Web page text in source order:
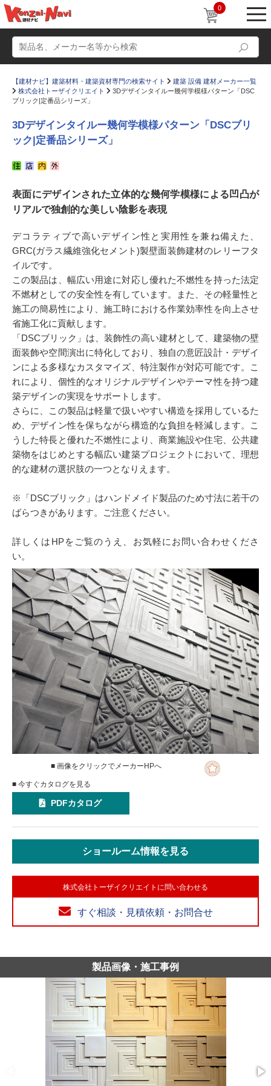
0
すまいリング 設計士インタビュー
Q＆A 販売・施工代理店募集
お気に入り
【建材ナビ】建築材料・建築資材専門の検索サイト
建築 設備 建材メーカー一覧
株式会社トーザイクリエイト
3Dデザインタイルー幾何学模様パターン「DSC
ブリック|定番品シリーズ」
3Dデザインタイルー幾何学模様パターン「DSCブリ
ック|定番品シリーズ」
表面にデザインされた立体的な幾何学模様による凹凸が
リアルで独創的な美しい陰影を表現
デコラティブで高いデザイン性と実用性を兼ね備えた、
GRC(ガラス繊維強化セメント)製壁面装飾建材のレリーフタ
イルです。
この製品は、幅広い用途に対応し優れた不燃性を持った法定
不燃材としての安全性を有しています。また、その軽量性と
施工の簡易性により、施工時における作業効率性を向上させ
省施工化に貢献します。
「DSCブリック」は、装飾性の高い建材として、建築物の壁
面装飾や空間演出に特化しており、独自の意匠設計・デザイ
ンによる多様なカスタマイズ、特注製作が対応可能です。こ
れにより、個性的なオリジナルデザインやテーマ性を持つ建
築デザインの実現をサポートします。
さらに、この製品は軽量で扱いやすい構造を採用しているた
め、デザイン性を保ちながら構造的な負担を軽減します。こ
うした特長と優れた不燃性により、商業施設や住宅、公共建
築物をはじめとする幅広い建築プロジェクトにおいて、理想
的な建材の選択肢の一つとなりえます。
※「DSCブリック」はハンドメイド製品のため寸法に若干の
ばらつきがあります。ご注意ください。
詳しくはHPをご覧のうえ、お気軽にお問い合わせくださ
い。
■ 画像をクリックでメーカーHPへ
■ 今すぐカタログを見る
PDFカタログ
ショールーム情報を見る
株式会社トーザイクリエイトに問い合わせる
すぐ相談・見積依頼・お問合せ
製品画像・施工事例